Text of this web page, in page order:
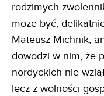
rodzimych
może być,
Mateusz Michnik,
dowodzi w nim, że
nordyckich nie
lecz z wolności